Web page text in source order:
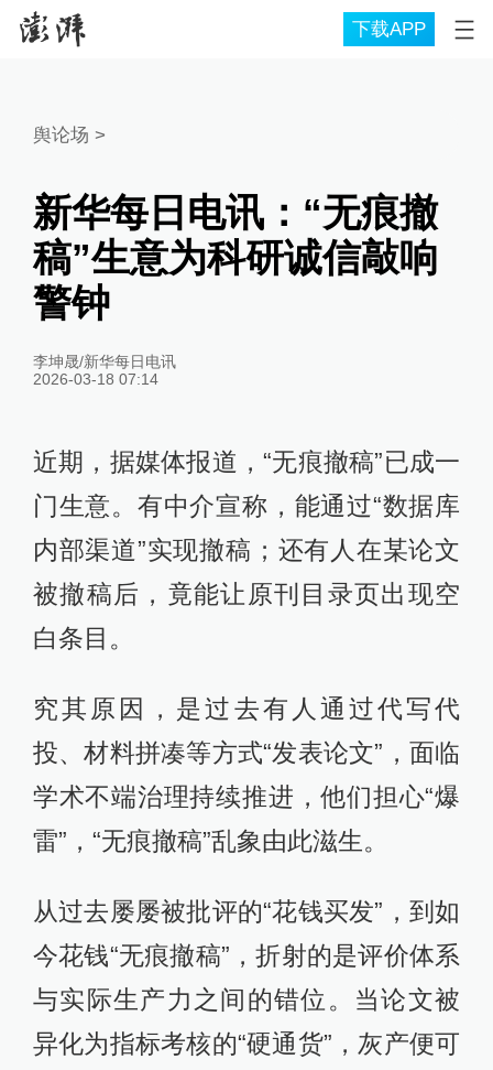
下载APP
舆论场 >
新华每日电讯：“无痕撤
稿”生意为科研诚信敲响
警钟
李坤晟/新华每日电讯
2026-03-18 07:14
近期，据媒体报道，“无痕撤稿”已成一
门生意。有中介宣称，能通过“数据库
内部渠道”实现撤稿；还有人在某论文
被撤稿后，竟能让原刊目录页出现空
白条目。
究其原因，是过去有人通过代写代
投、材料拼凑等方式“发表论文”，面临
学术不端治理持续推进，他们担心“爆
雷”，“无痕撤稿”乱象由此滋生。
从过去屡屡被批评的“花钱买发”，到如
今花钱“无痕撤稿”，折射的是评价体系
与实际生产力之间的错位。当论文被
异化为指标考核的“硬通货”，灰产便可